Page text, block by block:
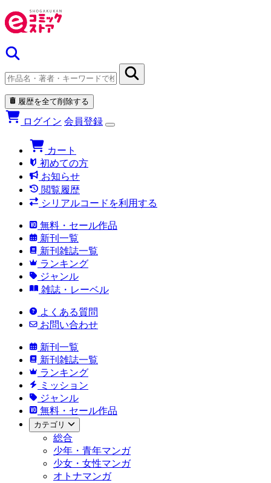
履歴を全て削除する
ログイン 会員登録
カート
初めての方
お知らせ
閲覧履歴
シリアルコードを利用する
無料・セール作品
新刊一覧
新刊雑誌一覧
ランキング
ジャンル
雑誌・レーベル
よくある質問
お問い合わせ
新刊一覧
新刊雑誌一覧
ランキング
ミッション
ジャンル
無料・セール作品
カテゴリ
総合
少年・青年マンガ
少女・女性マンガ
オトナマンガ